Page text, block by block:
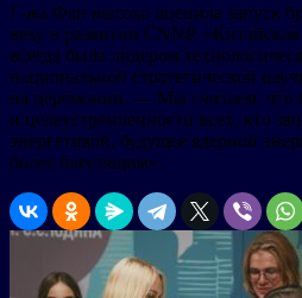
Г-жа Фан высоко оценила запуск
веху в развитии CNNP.
всегда была лидером
национальной стратегической
на церемонии. — Мы считаем, что
и целеустремленности всех, кто
энергетикой, будущее ядерной
более блестящим».